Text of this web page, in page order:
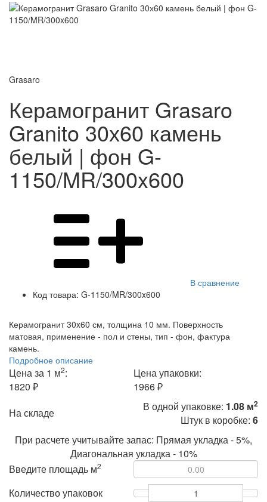
Grasaro
Керамогранит Grasaro
Granito 30х60 камень
белый | фон G-
1150/MR/300x600
В сравнение
Код товара: G-1150/MR/300x600
Керамогранит 30x60 см, толщина 10 мм. Поверхность
матовая, применение - пол и стены, тип - фон, фактура
камень.
Подробное описание
Цена за 1 м2:
1820 ₽
Цена упаковки:
1966 ₽
На складе
В одной упаковке: 1.08 м2
Штук в коробке: 6
При расчете учитывайте запас: Прямая укладка - 5%,
Диагональная укладка - 10%
Введите площадь м2
Количество упаковок